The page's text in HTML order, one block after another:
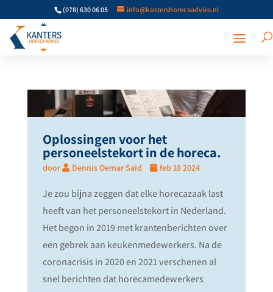
(078) 630 06 05 info@kantershorecaadvies.nl
Oplossingen voor het
personeelstekort in de horeca.
door Dennis Oemar Said feb 18 2024
Je zou bijna zeggen dat elke horecazaak last
heeft van het personeelstekort in Nederland.
Het begon in 2019 met krantenberichten over
een gebrek aan keukenmedewerkers. Na de
coronacrisis in 2020 en 2021 verschenen al
snel berichten dat horecamedewerkers